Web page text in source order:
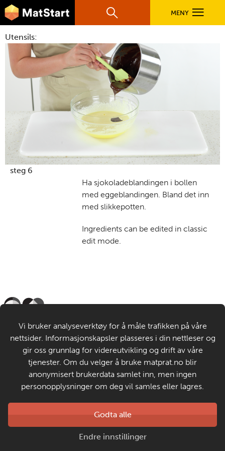
Hopp til hovedinnhold
hovednavigasjonsmobilversjon
MatStart
Søk MENY
OPPSKRIFTER
FILM
FØR DU STARTER
LÆR MER
TIL DE VOKSNE
Utensils:
steg 6
Ha sjokoladeblandingen i bollen
med eggeblandingen. Bland det inn
med slikkepotten.
Ingredients can be edited in classic
edit mode.
Om MatStart
Kontakt oss
Personvern og informasjonskapsler
Laget av
Matprat
Vi bruker analyseverktøy for å måle trafikken på våre
nettsider. Informasjonskapsler plasseres i din nettleser og
gir oss grunnlag for videreutvikling og drift av våre
tjenester. Om du velger å bruke matprat.no blir
anonymisert brukerdata samlet inn, men ingen
personopplysninger om deg vil samles eller lagres.
Godta alle
Endre innstillinger